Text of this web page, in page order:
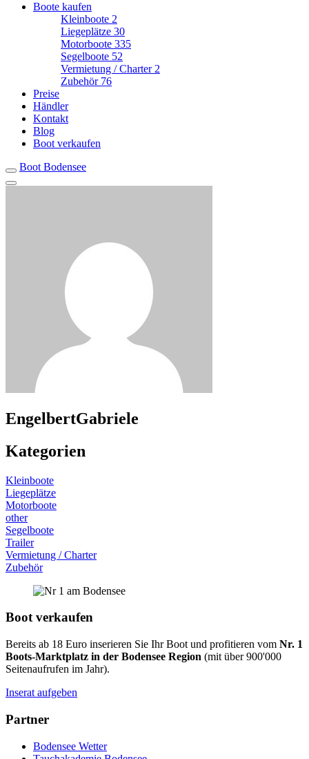
Boote kaufen
Kleinboote 2
Liegeplätze 30
Motorboote 335
Segelboote 52
Vermietung / Charter 2
Zubehör 76
Preise
Händler
Kontakt
Blog
Boot verkaufen
Boot Bodensee
EngelbertGabriele
Kategorien
Kleinboote
Liegeplätze
Motorboote
other
Segelboote
Trailer
Vermietung / Charter
Zubehör
Boot verkaufen
Bereits ab 18 Euro inserieren Sie Ihr Boot und profitieren vom Nr. 1
Boots-Marktplatz in der Bodensee Region (mit über 900'000
Seitenaufrufen im Jahr).
Inserat aufgeben
Partner
Bodensee Wetter